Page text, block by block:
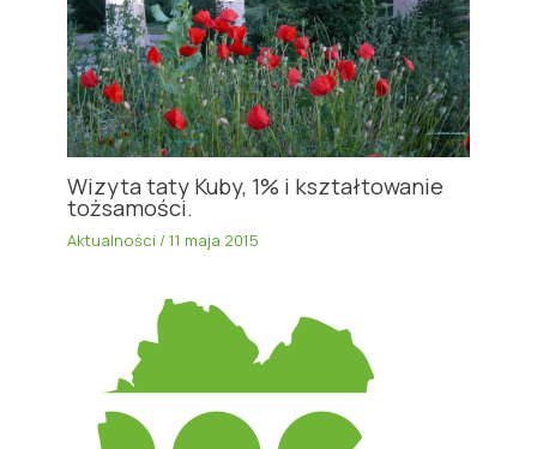
Wizyta taty Kuby, 1% i kształtowanie
tożsamości.
Aktualności /11 maja 2015